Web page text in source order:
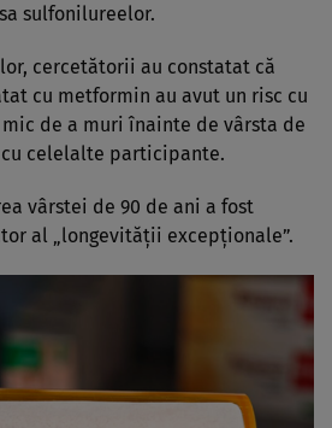
sulfonilureelor.
cercetătorii au constatat că
cu metformin au avut un risc cu
de a muri înainte de vârsta de
celelalte participante.
vârstei de 90 de ani a fost
al „longevității excepționale”.